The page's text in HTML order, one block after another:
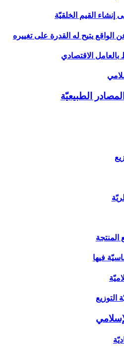
إنشاء القيم الخلقيّة
الواقع يتيح له القدرة على تغييره
بالعامل الاقتصادي
الطبيعيّة
المنتجة
فيها
التوزيع